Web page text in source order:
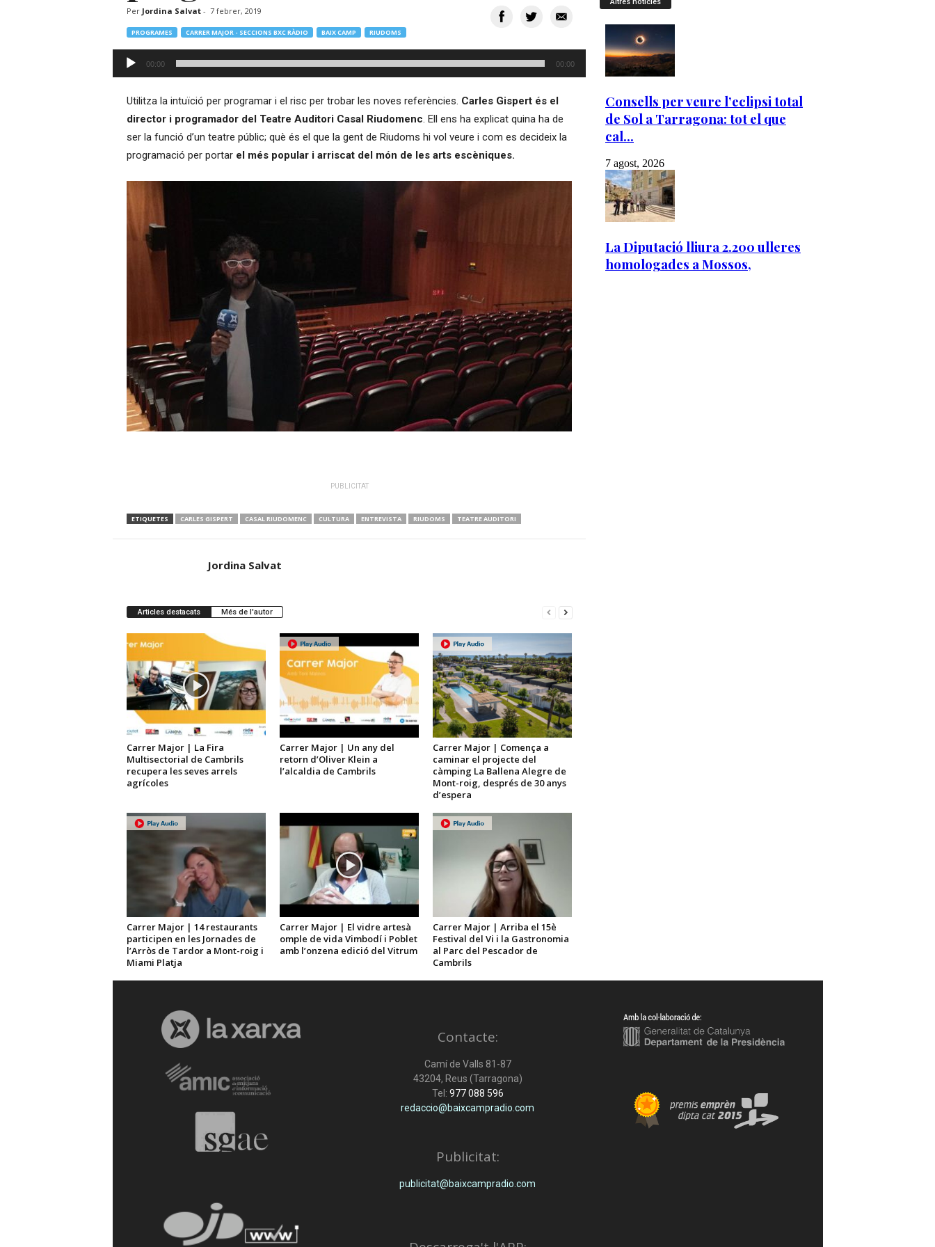
Per Jordina Salvat- 7 febrer, 2019
PROGRAMES CARRER MAJOR - SECCIONS BXC RÀDIO BAIX CAMP RIUDOMS
Reproductor
d'àudio
00:00 00:00
Utilitza la intuïció per programar i el risc per trobar les noves referències. Carles Gispert és el
director i programador del Teatre Auditori Casal Riudomenc. Ell ens ha explicat quina ha de
ser la funció d’un teatre públic; què és el que la gent de Riudoms hi vol veure i com es decideix la
programació per portar el més popular i arriscat del món de les arts escèniques.
PUBLICITAT
ETIQUETES CARLES GISPERT CASAL RIUDOMENC CULTURA ENTREVISTA RIUDOMS TEATRE AUDITORI
Jordina Salvat
Articles destacats Més de l'autor
Carrer Major | La Fira
Multisectorial de Cambrils
recupera les seves arrels
agrícoles
Carrer Major | Un any del
retorn d’Oliver Klein a
l’alcaldia de Cambrils
Carrer Major | Comença a
caminar el projecte del
càmping La Ballena Alegre de
Mont-roig, després de 30 anys
d’espera
Carrer Major | 14 restaurants
participen en les Jornades de
l’Arròs de Tardor a Mont-roig i
Miami Platja
Carrer Major | El vidre artesà
omple de vida Vimbodí i Poblet
amb l’onzena edició del Vitrum
Carrer Major | Arriba el 15è
Festival del Vi i la Gastronomia
al Parc del Pescador de
Cambrils
Contacte:
Camí de Valls 81-87
43204, Reus (Tarragona)
Tel: 977 088 596
redaccio@baixcampradio.com
Publicitat:
publicitat@baixcampradio.com